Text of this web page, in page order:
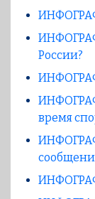
России?
время